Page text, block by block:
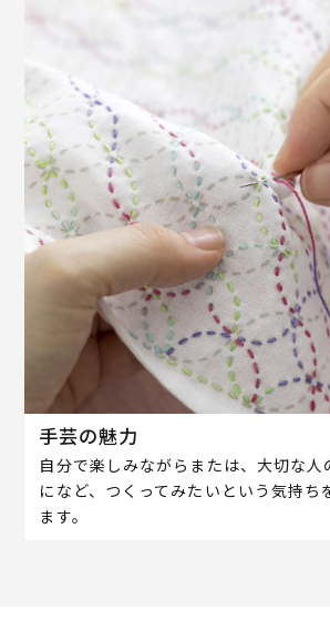
手芸の魅力
自分で楽しみながらまたは、大切な人
になど、つくってみたいという気持ち
ます。